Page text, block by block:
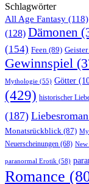
Schlagwörter
All Age Fantasy (118)
(128) Dämonen
(154) Feen (89) Geister
Gewinnspiel
Mythologie (55) Götter
(429) historischer
(187) Liebesroman
Monatsrückblick (87)
Neuerscheinungen (68) New
paranormal Erotik (58)
Romance